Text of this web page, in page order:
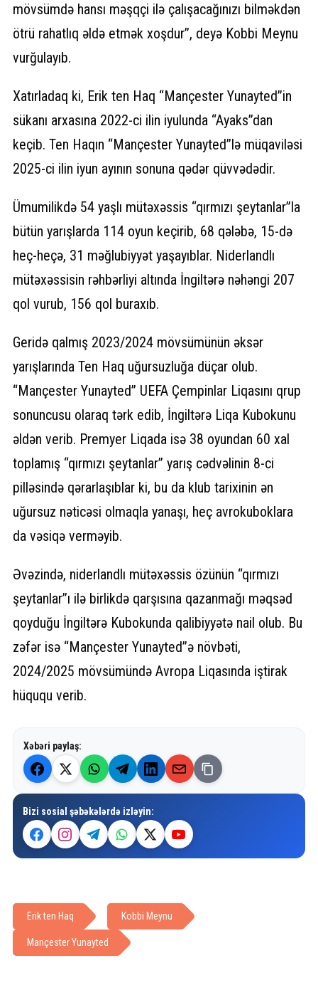
mövsümdə hansı məşqçi ilə çalışacağınızı bilməkdən
ötrü rahatlıq əldə etmək xoşdur”, deyə Kobbi Meynu
vurğulayıb.
Xatırladaq ki, Erik ten Haq “Mançester Yunayted”in
sükanı arxasına 2022-ci ilin iyulunda “Ayaks”dan
keçib. Ten Haqın “Mançester Yunayted”lə müqaviləsi
2025-ci ilin iyun ayının sonuna qədər qüvvədədir.
Ümumilikdə 54 yaşlı mütəxəssis “qırmızı şeytanlar”la
bütün yarışlarda 114 oyun keçirib, 68 qələbə, 15-də
heç-heçə, 31 məğlubiyyət yaşayıblar. Niderlandlı
mütəxəssisin rəhbərliyi altında İngiltərə nəhəngi 207
qol vurub, 156 qol buraxıb.
Geridə qalmış 2023/2024 mövsümünün əksər
yarışlarında Ten Haq uğursuzluğa düçar olub.
“Mançester Yunayted” UEFA Çempinlar Liqasını qrup
sonuncusu olaraq tərk edib, İngiltərə Liqa Kubokunu
əldən verib. Premyer Liqada isə 38 oyundan 60 xal
toplamış “qırmızı şeytanlar” yarış cədvəlinin 8-ci
pilləsində qərarlaşıblar ki, bu da klub tarixinin ən
uğursuz nəticəsi olmaqla yanaşı, heç avrokuboklara
da vəsiqə verməyib.
Əvəzində, niderlandlı mütəxəssis özünün “qırmızı
şeytanlar”ı ilə birlikdə qarşısına qazanmağı məqsəd
qoyduğu İngiltərə Kubokunda qalibiyyətə nail olub. Bu
zəfər isə “Mançester Yunayted”ə növbəti,
2024/2025 mövsümündə Avropa Liqasında iştirak
hüququ verib.
Xəbəri paylaş:
Bizi sosial şəbəkələrdə izləyin:
Erik ten Haq Kobbi Meynu
Mançester Yunayted